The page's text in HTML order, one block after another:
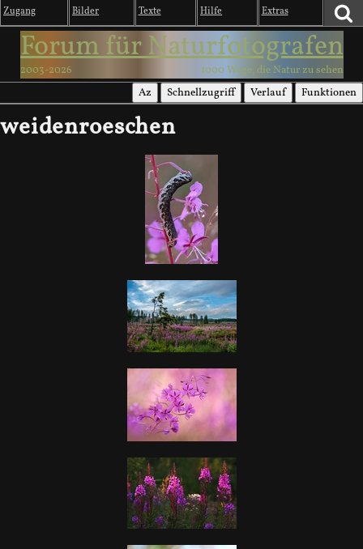
Zugang Bilder Texte Hilfe Extras
Forum für Naturfotografen
2003-2026 1000 Wege, die Natur zu sehen
Az Schnellzugriff Verlauf Funktionen
weidenroeschen